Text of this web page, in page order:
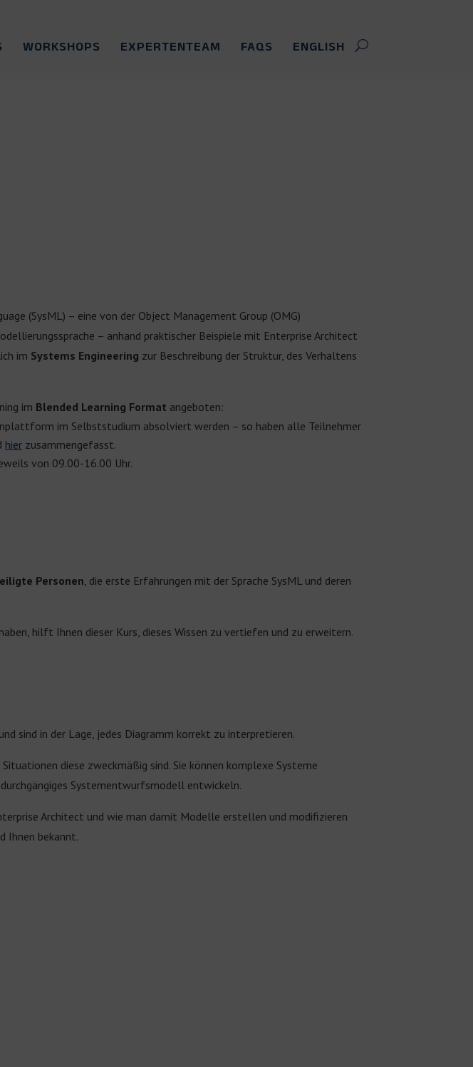
WORKSHOPS EXPERTENTEAM FAQS ENGLISH
(SysML) – eine von der Object Management Group (OMG)
– anhand praktischer Beispiele mit Enterprise Architect
im Systems Engineering zur Beschreibung der Struktur, des Verhaltens
im Blended Learning Format angeboten:
im Selbststudium absolviert werden – so haben alle Teilnehmer
hier zusammengefasst.
von 09.00-16.00 Uhr.
Personen, die erste Erfahrungen mit der Sprache SysML und deren
hilft Ihnen dieser Kurs, dieses Wissen zu vertiefen und zu erweitern.
sind in der Lage, jedes Diagramm korrekt zu interpretieren.
diese zweckmäßig sind. Sie können komplexe Systeme
Systementwurfsmodell entwickeln.
Architect und wie man damit Modelle erstellen und modifizieren
Ihnen bekannt.